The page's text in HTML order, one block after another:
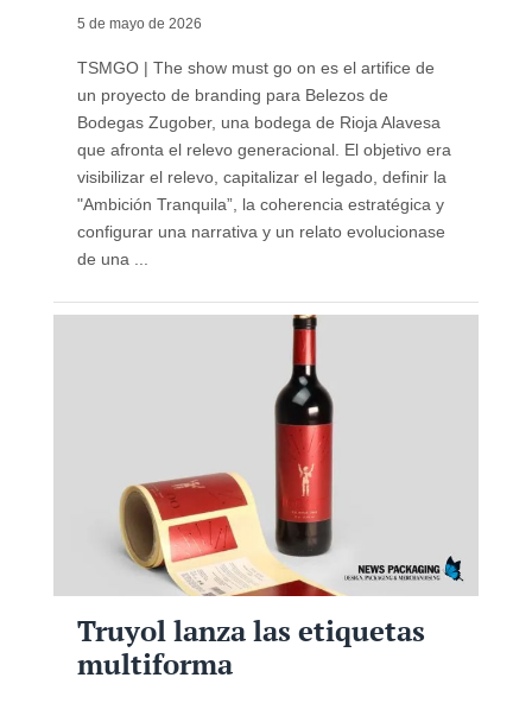
5 de mayo de 2026
TSMGO | The show must go on es el artifice de
un proyecto de branding para Belezos de
Bodegas Zugober, una bodega de Rioja Alavesa
que afronta el relevo generacional. El objetivo era
visibilizar el relevo, capitalizar el legado, definir la
"Ambición Tranquila”, la coherencia estratégica y
configurar una narrativa y un relato evolucionase
de una ...
Truyol lanza las etiquetas
multiforma